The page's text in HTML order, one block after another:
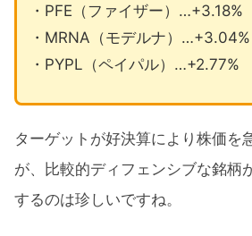
・PFE（ファイザー）…+3.18%
・MRNA（モデルナ）…+3.04%
・PYPL（ペイパル）…+2.77%
ターゲットが好決算により株価を
が、比較的ディフェンシブな銘柄
するのは珍しいですね。